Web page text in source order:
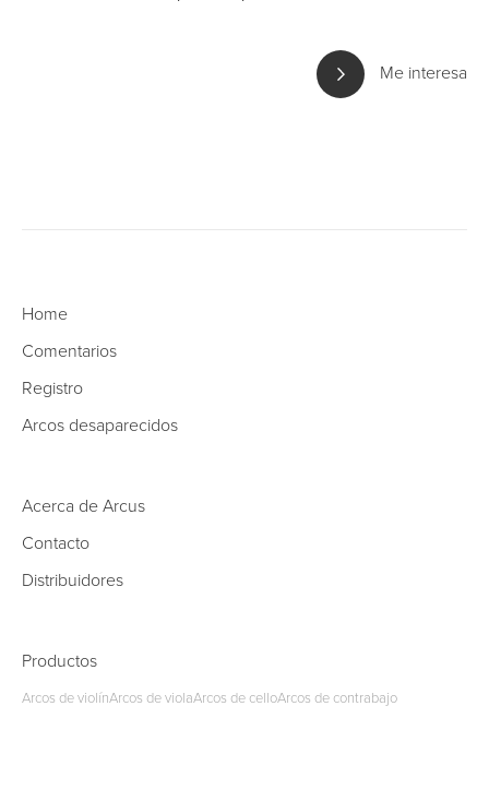
Me interesa
Home
Comentarios
Registro
Arcos desaparecidos
Acerca de Arcus
Contacto
Distribuidores
Productos
Arcos de violínArcos de violaArcos de celloArcos de contrabajo